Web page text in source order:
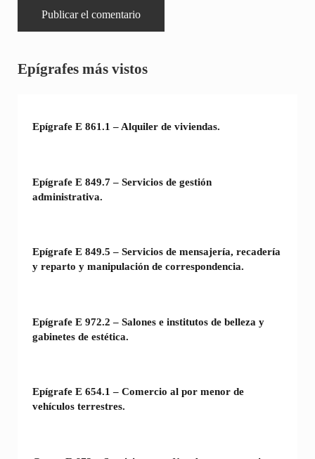
Sidebar
Epígrafes más vistos
Epígrafe E 861.1 – Alquiler de viviendas.
Epígrafe E 849.7 – Servicios de gestión
administrativa.
Epígrafe E 849.5 – Servicios de mensajería, recadería
y reparto y manipulación de correspondencia.
Epígrafe E 972.2 – Salones e institutos de belleza y
gabinetes de estética.
Epígrafe E 654.1 – Comercio al por menor de
vehículos terrestres.